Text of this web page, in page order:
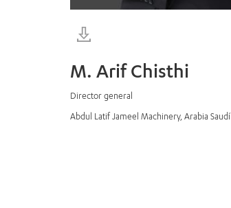
M. Arif Chisthi
Director general
Abdul Latif Jameel Machinery, Arabia Saudí